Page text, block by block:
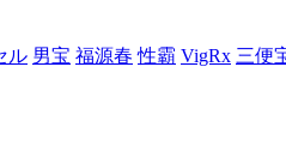
ル 男宝 福源春 性霸 VigRx 三便